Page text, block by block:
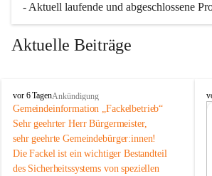
- Aktuell laufende und abgeschlossene
Aktuelle Beiträge
A
d
e
r
k
l
a
vor 6 TagenAnkündigung
Gemeindeinformation „Fackelbetrieb“
Sehr geehrter Herr Bürgermeister,
sehr geehrte Gemeindebürger:innen!
Die Fackel ist ein wichtiger Bestandteil
des Sicherheitssystems von speziellen